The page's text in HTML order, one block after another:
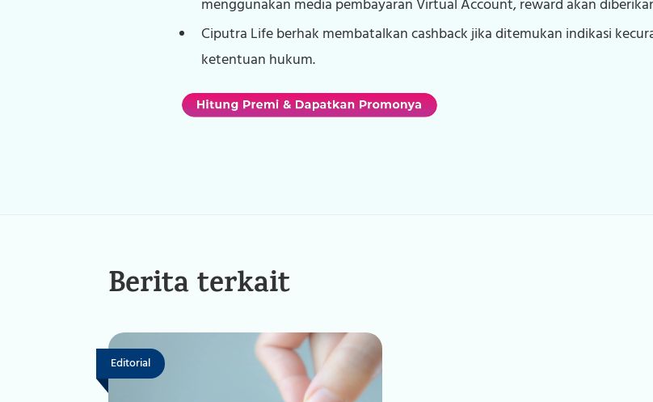
menggunakan media pembayaran Virtual Account, reward akan
Ciputra Life berhak membatalkan cashback jika ditemukan indikasi
ketentuan hukum.
Berita terkait
Editorial